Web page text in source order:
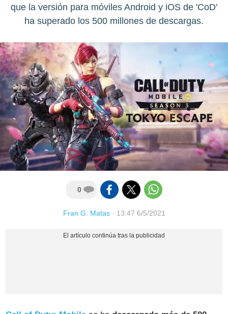
que la versión para móviles Android y iOS de 'CoD'
ha superado los 500 millones de descargas.
0
Fran G. Matas· 13:47 6/5/2021